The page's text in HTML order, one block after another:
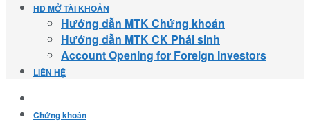
HD MỞ TÀI KHOẢN
Hướng dẫn MTK Chứng khoán
Hướng dẫn MTK CK Phái sinh
Account Opening for Foreign Investors
LIÊN HỆ
Chứng khoán